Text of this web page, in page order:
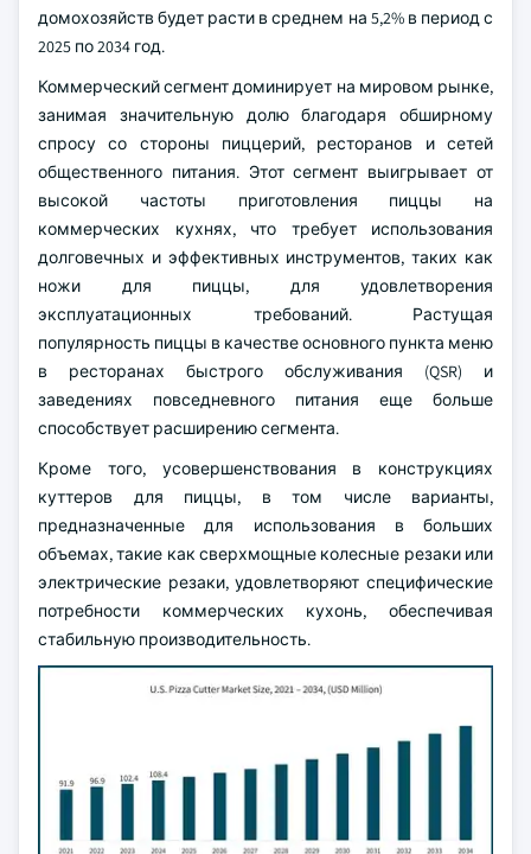
домохозяйств будет расти в среднем на 5,2% в период с
2025 по 2034 год.
Коммерческий сегмент доминирует на мировом рынке,
занимая значительную долю благодаря обширному
спросу со стороны пиццерий, ресторанов и сетей
общественного питания. Этот сегмент выигрывает от
высокой частоты приготовления пиццы на
коммерческих кухнях, что требует использования
долговечных и эффективных инструментов, таких как
ножи для пиццы, для удовлетворения
эксплуатационных требований. Растущая
популярность пиццы в качестве основного пункта меню
в ресторанах быстрого обслуживания (QSR) и
заведениях повседневного питания еще больше
способствует расширению сегмента.
Кроме того, усовершенствования в конструкциях
куттеров для пиццы, в том числе варианты,
предназначенные для использования в больших
объемах, такие как сверхмощные колесные резаки или
электрические резаки, удовлетворяют специфические
потребности коммерческих кухонь, обеспечивая
стабильную производительность.